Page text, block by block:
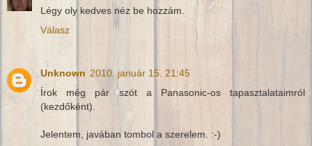
Légy oly kedves néz be hozzám.
Válasz
Unknown 2010. január 15. 21:45
Írok még pár szót a Panasonic-os tapasztalataimról
(kezdőként).
Jelentem, javában tombol a szerelem. :-)